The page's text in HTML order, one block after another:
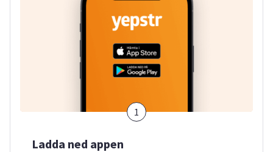
1
Ladda ned appen